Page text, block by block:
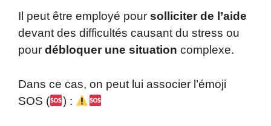
Il peut être employé pour solliciter de l’aide
devant des difficultés causant du stress ou
pour débloquer une situation complexe.
Dans ce cas, on peut lui associer l’émoji
SOS (
) :